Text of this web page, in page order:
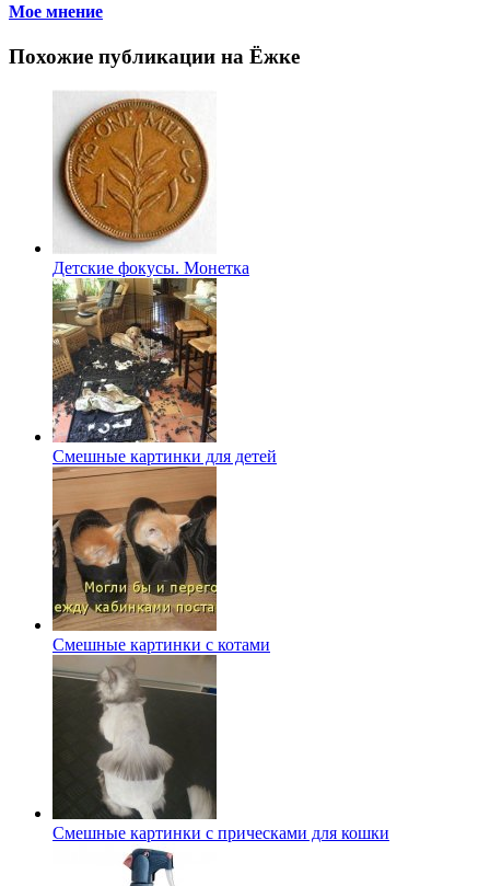
Мое мнение
Похожие публикации на Ёжке
Детские фокусы. Монетка
Смешные картинки для детей
Смешные картинки с котами
Смешные картинки с прическами для кошки